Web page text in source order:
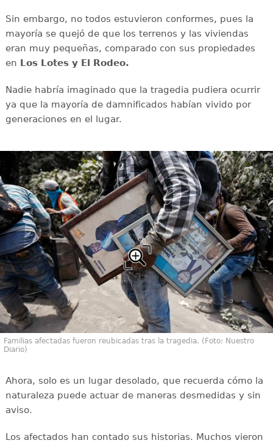
Sin embargo, no todos estuvieron conformes, pues la
mayoría se quejó de que los terrenos y las viviendas
eran muy pequeñas, comparado con sus propiedades
en Los Lotes y El Rodeo.
Nadie habría imaginado que la tragedia pudiera ocurrir
ya que la mayoría de damnificados habían vivido por
generaciones en el lugar.
Familias afectadas fueron reubicadas tras la tragedia. (Foto: Nuestro
Diario)
Ahora, solo es un lugar desolado, que recuerda cómo la
naturaleza puede actuar de maneras desmedidas y sin
aviso.
Los afectados han contado sus historias. Muchos vieron